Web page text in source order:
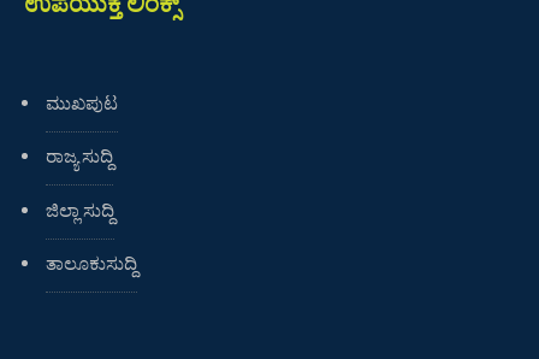
ಮುಖಪುಟ
ರಾಜ್ಯ ಸುದ್ದಿ
ಜಿಲ್ಲಾ ಸುದ್ದಿ
ತಾಲೂಕುಸುದ್ದಿ